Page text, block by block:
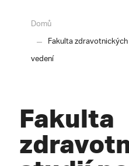
Domů
Fakulta
vedení
Fakulta